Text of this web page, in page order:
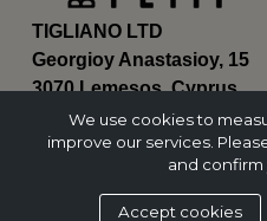
TIGLIANO LTD
Georgioy Anastasioy, 15
3070 Lemesos, Cyprus
ΗΕ 430179
We use cookies to
improve our services.
and confirm
Accept cookies